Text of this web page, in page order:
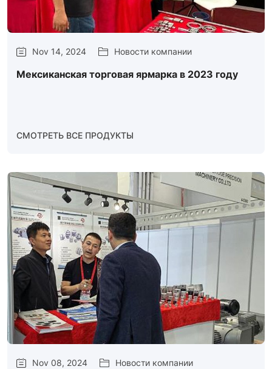
Nov 14, 2024 Новости компании
Мексиканская торговая ярмарка в 2023 году
СМОТРЕТЬ ВСЕ ПРОДУКТЫ
Nov 08, 2024 Новости компании